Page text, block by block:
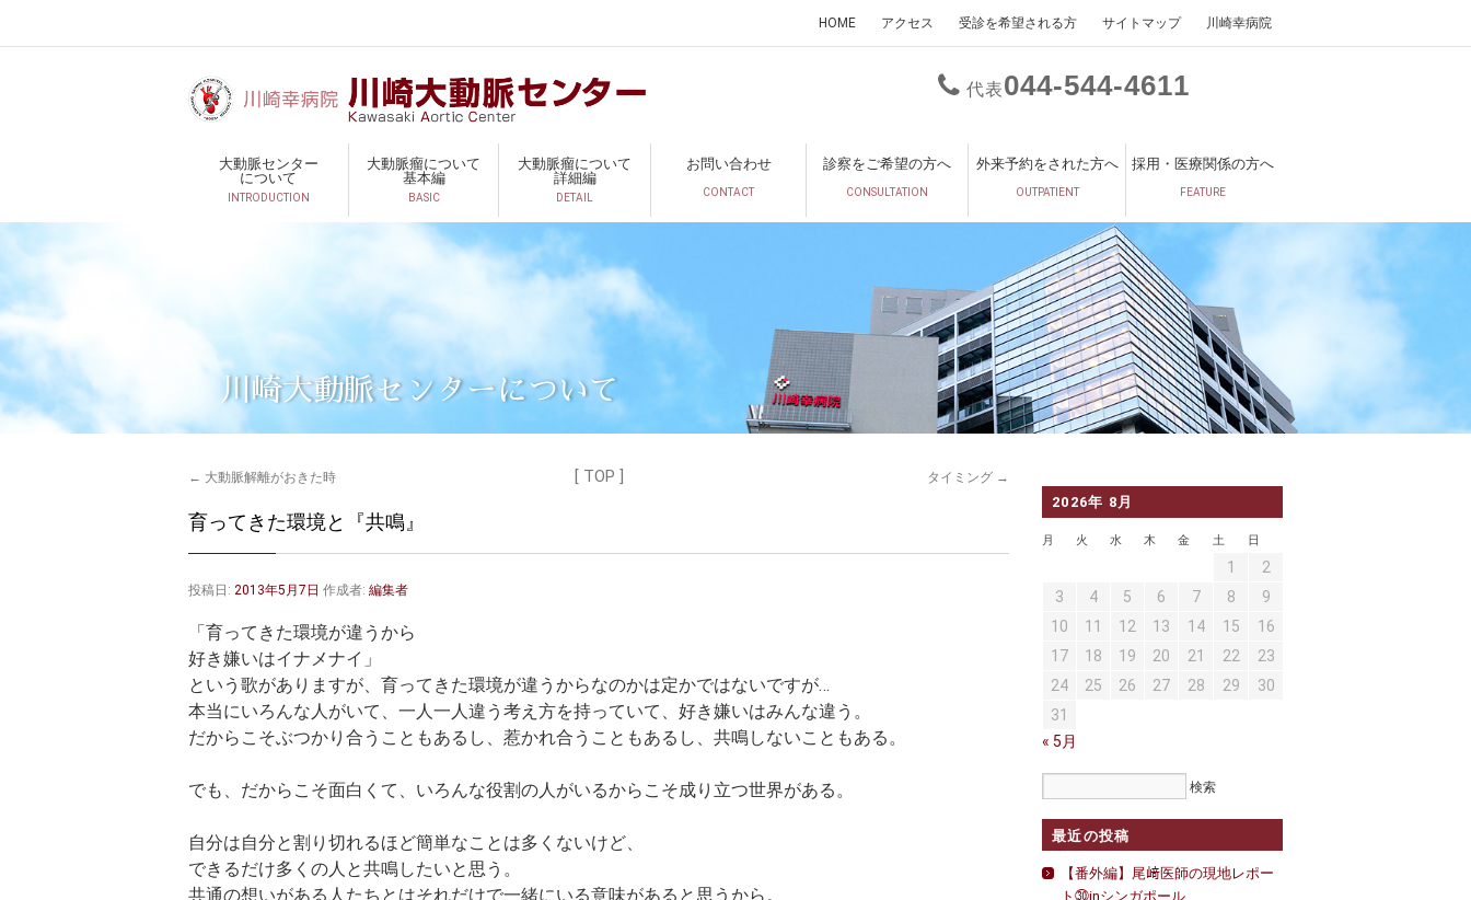
HOME アクセス 受診を希望される方 サイトマップ 川崎幸病院
代表044 544 4611
大動脈センター
について
INTRODUCTION
大動脈瘤について
基本編
BASIC
大動脈瘤について
詳細編
DETAIL
お問い合わせ
CONTACT
診察をご希望の方へ
CONSULTATION
外来予約をされた方へ
OUTPATIENT
採用・医療関係の方へ
FEATURE
川崎大動脈センターについて
← 大動脈解離がおきた時 [ TOP ] タイミング →
育ってきた環境と『共鳴』
投稿日: 2013年5月7日 作成者: 編集者
「育ってきた環境が違うから
好き嫌いはイナメナイ」
という歌がありますが、育ってきた環境が違うからなのかは定かではないですが…
本当にいろんな人がいて、一人一人違う考え方を持っていて、好き嫌いはみんな違う。
だからこそぶつかり合うこともあるし、惹かれ合うこともあるし、共鳴しないこともある。
でも、だからこそ面白くて、いろんな役割の人がいるからこそ成り立つ世界がある。
自分は自分と割り切れるほど簡単なことは多くないけど、
できるだけ多くの人と共鳴したいと思う。
共通の想いがある人たちとはそれだけで一緒にいる意味があると思うから。
2026年 8月
月 火 水 木 金 土 日
1
2
3
4 5 6 7 8
9
10
11 12 13 14 15
16
17
18 19 20 21 22
23
24
25 26 27 28 29
30
31
« 5月
最近の投稿
【番外編】尾﨑医師の現地レポー
ト㉚inシンガポール